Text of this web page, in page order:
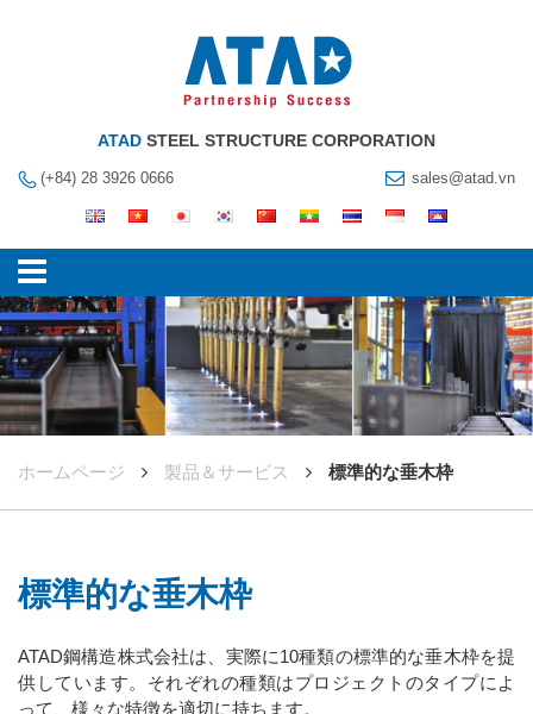
ATAD STEEL STRUCTURE CORPORATION
(+84) 28 3926 0666 sales@atad.vn
ホームページ 製品＆サービス 標準的な垂木枠
標準的な垂木枠
ATAD鋼構造株式会社は、実際に10種類の標準的な垂木枠を提
供しています。それぞれの種類はプロジェクトのタイプによ
って、様々な特徴を適切に持ちます。